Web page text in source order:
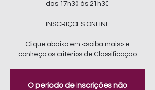
das 17h30 às 21h30
INSCRIÇÕES ONLINE
Clique abaixo em <saiba mais> e
conheça os critérios de Classificação
O período de Inscrições não